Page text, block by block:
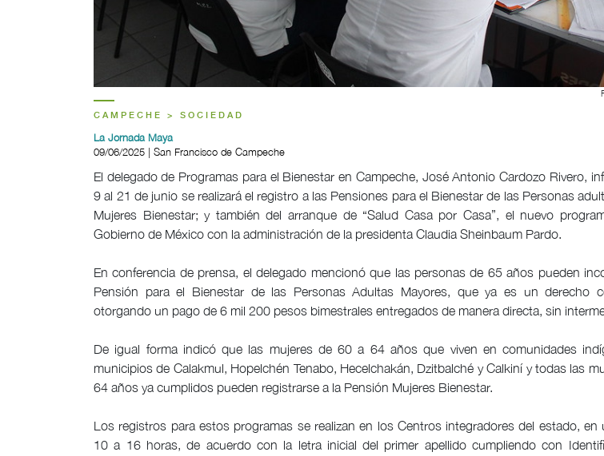
CAMPECHE > SOCIEDAD
La Jornada Maya
09/06/2025 | San Francisco de Campeche
El delegado de Programas para el Bienestar en Campeche, José Antonio Cardozo Rivero,
9 al 21 de junio se realizará el registro a las Pensiones para el Bienestar de las Personas
Mujeres Bienestar; y también del arranque de “Salud Casa por Casa”, el nuevo
Gobierno de México con la administración de la presidenta Claudia Sheinbaum Pardo.
En conferencia de prensa, el delegado mencionó que las personas de 65 años pueden
Pensión para el Bienestar de las Personas Adultas Mayores, que ya es un derecho
otorgando un pago de 6 mil 200 pesos bimestrales entregados de manera directa, sin
De igual forma indicó que las mujeres de 60 a 64 años que viven en comunidades
municipios de Calakmul, Hopelchén Tenabo, Hecelchakán, Dzitbalché y Calkiní y todas las
64 años ya cumplidos pueden registrarse a la Pensión Mujeres Bienestar.
Los registros para estos programas se realizan en los Centros integradores del estado, en
10 a 16 horas, de acuerdo con la letra inicial del primer apellido cumpliendo con